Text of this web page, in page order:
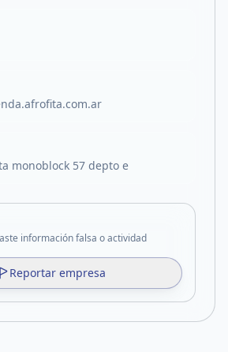
monoblock 57 depto e
información falsa o actividad
Reportar empresa